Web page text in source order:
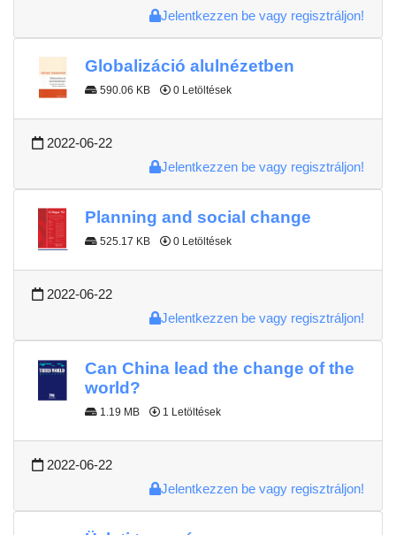
Jelentkezzen be vagy regisztráljon!
Globalizáció alulnézetben
590.06 KB 0 Letöltések
2022-06-22
Jelentkezzen be vagy regisztráljon!
Planning and social change
525.17 KB 0 Letöltések
2022-06-22
Jelentkezzen be vagy regisztráljon!
Can China lead the change of the
world?
1.19 MB 1 Letöltések
2022-06-22
Jelentkezzen be vagy regisztráljon!